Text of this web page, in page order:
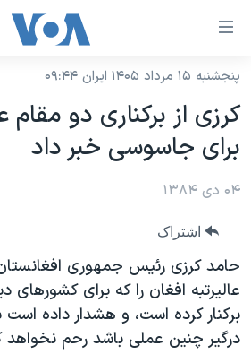
لینکهای
دسترسی
جهش
محتوای
اصلی
صفحه
اصلی
جهش
به
جستجو
نسخه سبک وب‌سایت
موضوع ها
ایران
آمریکا
جهان
ورزشی
گزیده‌ها
برنامه های تلویزیونی
جدول برنامه ها
صفحه‌های ویژه
جام جهانی ۲۰۲۶
عملیات خشم حماسی
فرکانس‌های صدای آمریکا
پخش رادیویی
پنجشنبه ۱۵ مرداد ۱۴۰۵ ایران ۰۹:۴۴
کرزی از برکناری دو مقام
برای جاسوسی خبر داد
۰۴ دی ۱۳۸۴
اشتراک
حامد کرزی رئيس جمهوری
عاليرتبه افغان را که برای
برکنار کرده است، و هشدار داده
درگير چنين عملی باشد رحم نخواهد